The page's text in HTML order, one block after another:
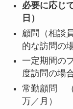
必要に応じ
日）
顧問（相談
的な訪問の
一定期間の
度訪問の場
常勤顧問 （
万／月）